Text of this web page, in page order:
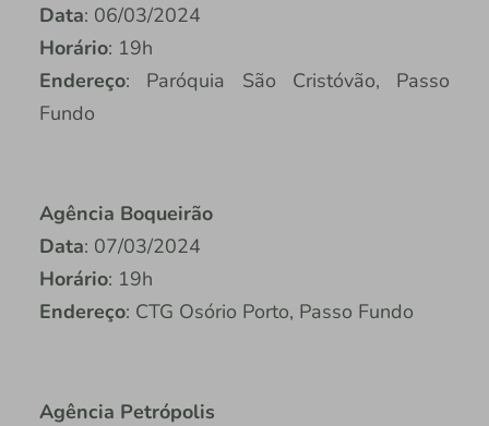
Data: 06/03/2024
Horário: 19h
Endereço: Paróquia São Cristóvão, Passo
Fundo
Agência Boqueirão
Data: 07/03/2024
Horário: 19h
Endereço: CTG Osório Porto, Passo Fundo
Agência Petrópolis